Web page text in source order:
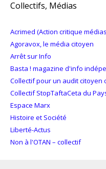
Collectifs, Médias
Acrimed (Action critique
Agoravox, le média citoyen
Arrêt sur Info
Basta ! magazine d'info
Collectif pour un audit citoyen
Collectif StopTaftaCeta du
Espace Marx
Histoire et Société
Liberté-Actus
Non à l'OTAN – collectif